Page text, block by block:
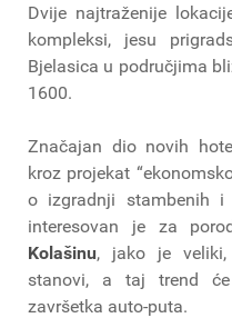
Dvije najtraženije
kompleksi, jesu
Bjelasica u područjima
1600.
Značajan dio novih
kroz projekat
o izgradnji stambenih i
interesovan je za
Kolašinu, jako je veliki,
stanovi, a taj trend
završetka auto-puta.